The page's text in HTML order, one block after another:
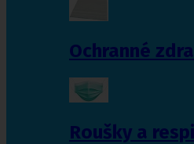
Ochranné
Roušky a